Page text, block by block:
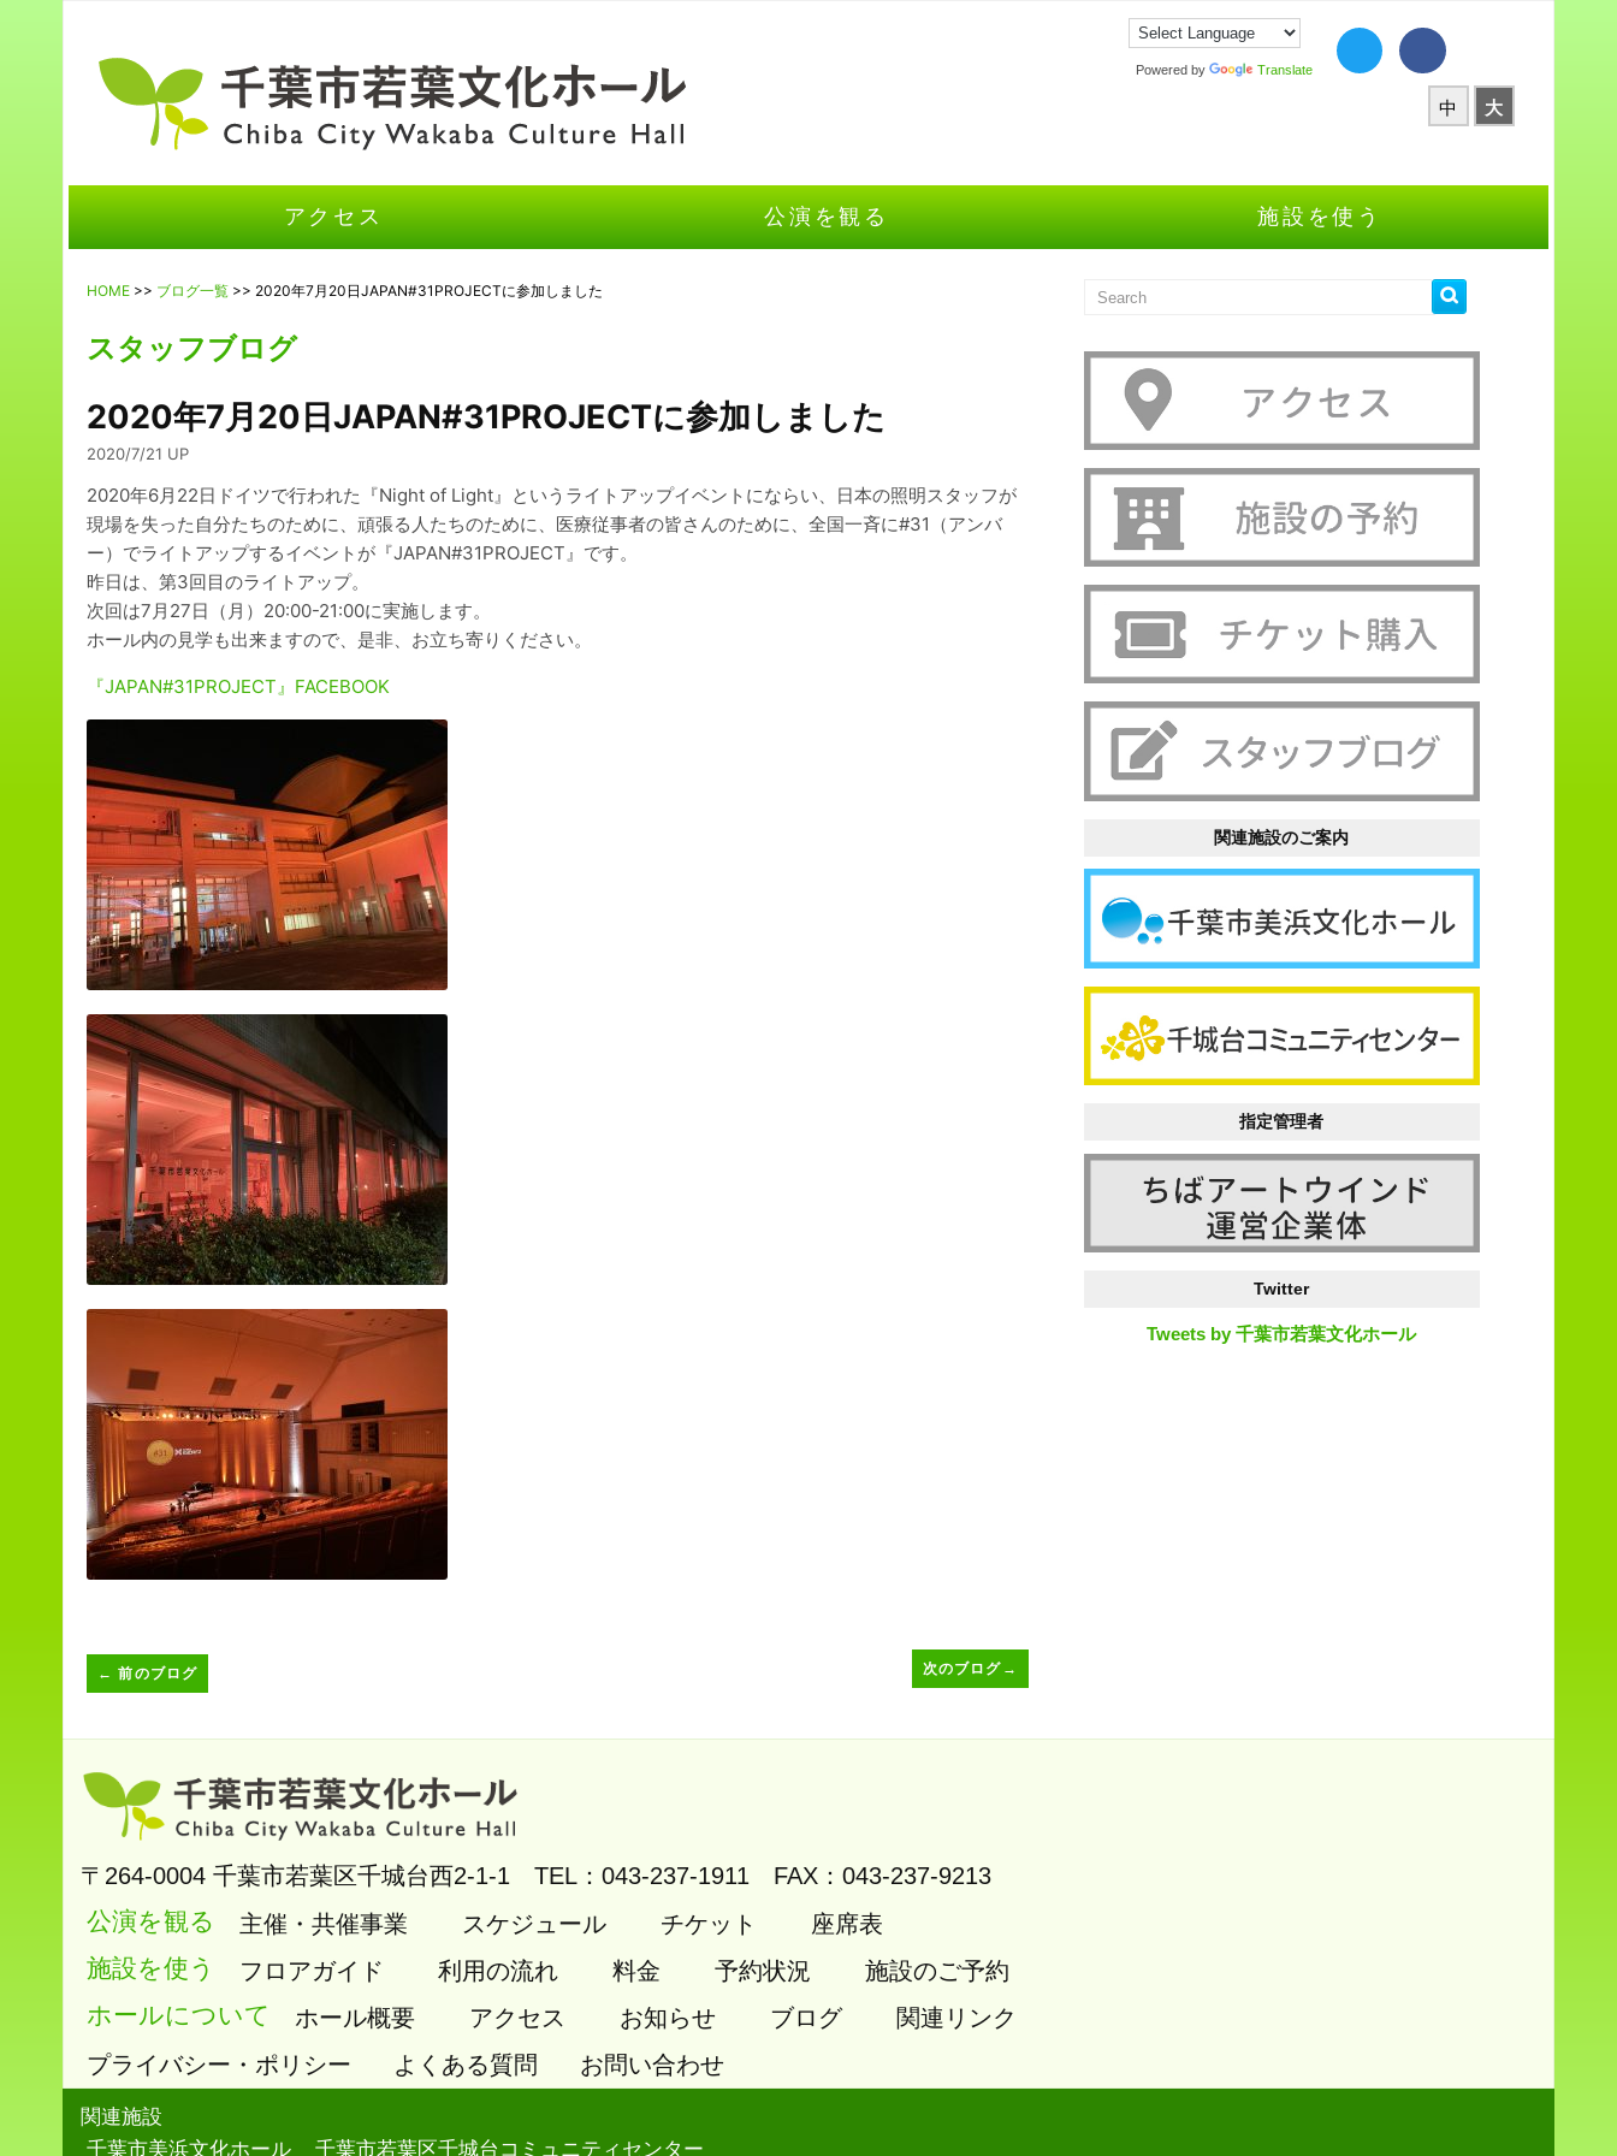
Powered by Translate
中 大
アクセス 公演を観る 施設を使う
HOME >> ブログ一覧 >> 2020年7月20日JAPAN#31PROJECTに参加しました
スタッフブログ
2020年7月20日JAPAN#31PROJECTに参加しました
2020/7/21 UP
2020年6月22日ドイツで行われた『Night of Light』というライトアップイベントにならい、日本の照明スタッフが
現場を失った自分たちのために、頑張る人たちのために、医療従事者の皆さんのために、全国一斉に#31（アンバ
ー）でライトアップするイベントが『JAPAN#31PROJECT』です。
昨日は、第3回目のライトアップ。
次回は7月27日（月）20:00-21:00に実施します。
ホール内の見学も出来ますので、是非、お立ち寄りください。
『JAPAN#31PROJECT』FACEBOOK
← 前のブログ 次のブログ →
関連施設のご案内
指定管理者
Twitter
Tweets by 千葉市若葉文化ホール
〒264-0004 千葉市若葉区千城台西2-1-1 TEL：043-237-1911 FAX：043-237-9213
公演を観る 主催・共催事業 スケジュール チケット 座席表
施設を使う フロアガイド 利用の流れ 料金 予約状況 施設のご予約
ホールについて ホール概要 アクセス お知らせ ブログ
関連リンク
プライバシー・ポリシー
よくある質問 お問い合わせ
関連施設
千葉市美浜文化ホール
千葉市若葉区千城台コミュニティセンター